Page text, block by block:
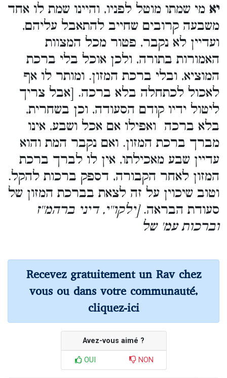
יא מי שמתו מוטל לפניו, והיינו שמת לו אחד
משבעה קרובים שחייב להתאבל עליהם,
ועדיין לא נקבר, פטור מכל המצוות
האמורות בתורה, ולכן אוכל בלי ברכת
המוציא, ובלי ברכת המזון. ומותר לו אף
לאכול לכתחלה בלא ברכה. [אבל צריך
ליטול ידיו קודם הסעודה, וכן בשחרית,
בלא ברכה ואפילו אם אכל ושבע, אינו
מברך ברכת המזון. ואם נקבר המת והוא
עדיין שבע מאכילתו, אין לו לברך ברכת
המזון לאחר הקבורה, דספק ברכות להקל.
וטוב שיכוין על זה לצאת בברכת המזון של
סעודת הבראה.[ילקו''י, דיני ברהמ''ז
וברכות עמ' של
Recevez gratuitement un Rav chez
vous ou dans votre communauté,
cliquez-ici
Avez-vous aimé ?
OUI NON